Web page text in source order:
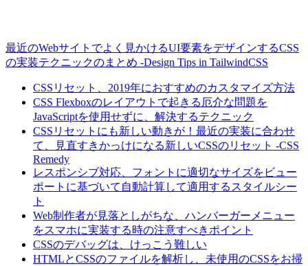
最近のWebサイトでよく見かけるUI要素をデザインするCSS
の実装テクニックのまとめ -Design Tips in TailwindCSS
CSSリセット、2019年におすすめのカスタマイズ方法
CSS Flexboxのレイアウトで起きる厄介な問題を
JavaScriptを使用せずに、解決するテクニック
CSSリセットにも新しい動きが！最近の実装に合わせ
て、見直すきかっけになる新しいCSSのリセット -CSS
Remedy
レスポンシブ対応、フォントに適切なサイズをビュー
ポートに基づいて自動計算して適用するスタイルシー
ト
Web制作者が見落としがちな、ハンバーガーメニュー
をスマホに実装する時の注意すべきポイント
CSSのデバッグは、けっこう難しい
HTMLとCSSのファイルを解析し、未使用のCSSをお掃